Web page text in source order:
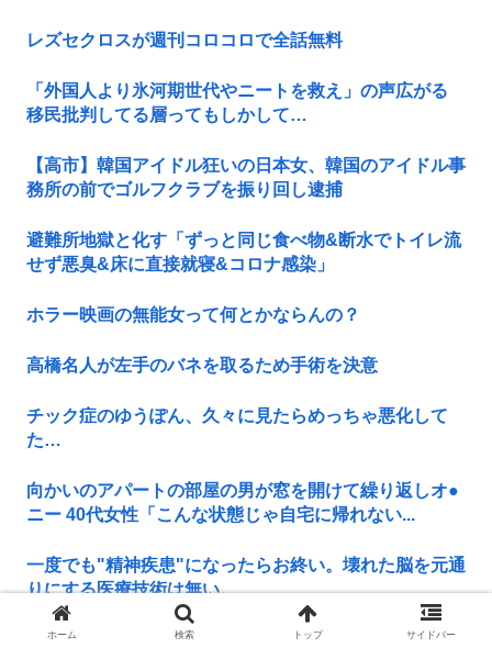
レズセクロスが週刊コロコロで全話無料
「外国人より氷河期世代やニートを救え」の声広がる
移民批判してる層ってもしかして…
【高市】韓国アイドル狂いの日本女、韓国のアイドル事
務所の前でゴルフクラブを振り回し逮捕
避難所地獄と化す「ずっと同じ食べ物&断水でトイレ流
せず悪臭&床に直接就寝&コロナ感染」
ホラー映画の無能女って何とかならんの？
高橋名人が左手のバネを取るため手術を決意
チック症のゆうぽん、久々に見たらめっちゃ悪化して
た…
向かいのアパートの部屋の男が窓を開けて繰り返しオ●
ニー 40代女性「こんな状態じゃ自宅に帰れない...
一度でも"精神疾患"になったらお終い。壊れた脳を元通
りにする医療技術は無い。
35歳私、>>5で処女捧げます
ホーム 検索 トップ サイドバー